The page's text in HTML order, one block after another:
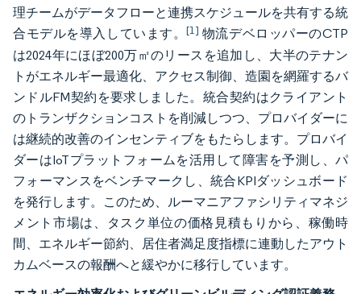
理チームがデータフローと連携スケジュールを共有する統
合モデルを導入しています。[1] 物流デベロッパーのCTP
は2024年にほぼ200万㎡のリースを追加し、大半のテナン
トがエネルギー最適化、アクセス制御、造園を網羅するバ
ンドルFM契約を要求しました。統合契約はクライアント
のトランザクションコストを削減しつつ、プロバイダーに
は継続的改善のインセンティブをもたらします。プロバイ
ダーはIoTプラットフォームを活用して障害を予測し、パ
フォーマンスをベンチマークし、統合KPIダッシュボード
を発行します。このため、ルーマニアファシリティマネジ
メント市場は、タスク単位の価格見積もりから、稼働時
間、エネルギー節約、居住者満足度指標に連動したアウト
カムベースの報酬へと緩やかに移行しています。